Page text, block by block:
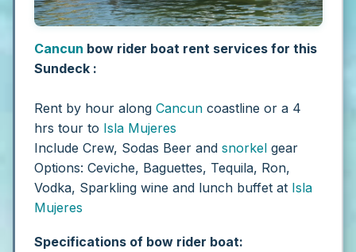
Cancun bow rider boat rent services for this
Sundeck :
Rent by hour along Cancun coastline or a 4
hrs tour to Isla Mujeres
Include Crew, Sodas Beer and snorkel gear
Options: Ceviche, Baguettes, Tequila, Ron,
Vodka, Sparkling wine and lunch buffet at Isla
Mujeres
Specifications of bow rider boat: